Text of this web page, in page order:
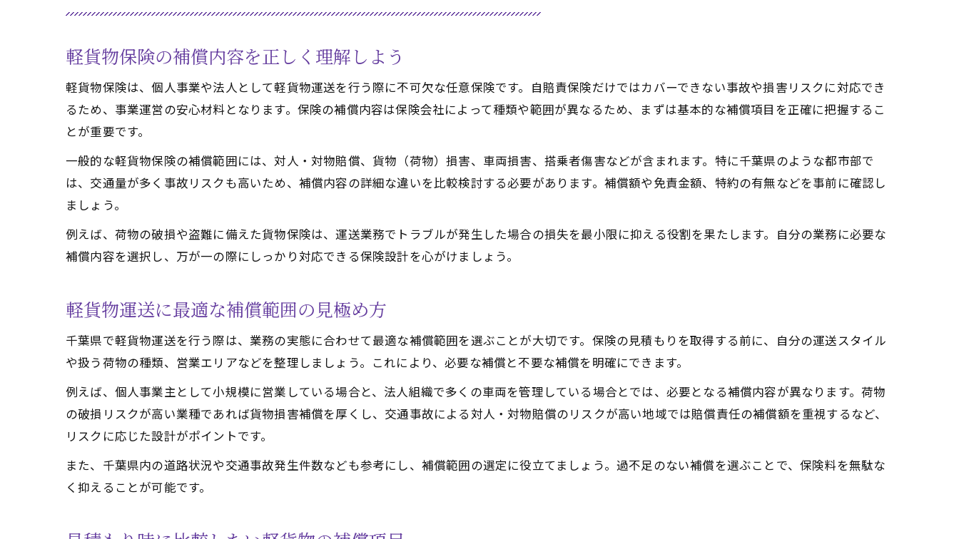
軽貨物保険の補償内容を正しく理解しよう
軽貨物保険は、個人事業や法人として軽貨物運送を行う際に不可欠な任意保険です。自賠責保険だけではカバーできない事故や損害リスクに対応でき
るため、事業運営の安心材料となります。保険の補償内容は保険会社によって種類や範囲が異なるため、まずは基本的な補償項目を正確に把握するこ
とが重要です。
一般的な軽貨物保険の補償範囲には、対人・対物賠償、貨物（荷物）損害、車両損害、搭乗者傷害などが含まれます。特に千葉県のような都市部で
は、交通量が多く事故リスクも高いため、補償内容の詳細な違いを比較検討する必要があります。補償額や免責金額、特約の有無などを事前に確認し
ましょう。
例えば、荷物の破損や盗難に備えた貨物保険は、運送業務でトラブルが発生した場合の損失を最小限に抑える役割を果たします。自分の業務に必要な
補償内容を選択し、万が一の際にしっかり対応できる保険設計を心がけましょう。
軽貨物運送に最適な補償範囲の見極め方
千葉県で軽貨物運送を行う際は、業務の実態に合わせて最適な補償範囲を選ぶことが大切です。保険の見積もりを取得する前に、自分の運送スタイル
や扱う荷物の種類、営業エリアなどを整理しましょう。これにより、必要な補償と不要な補償を明確にできます。
例えば、個人事業主として小規模に営業している場合と、法人組織で多くの車両を管理している場合とでは、必要となる補償内容が異なります。荷物
の破損リスクが高い業種であれば貨物損害補償を厚くし、交通事故による対人・対物賠償のリスクが高い地域では賠償責任の補償額を重視するなど、
リスクに応じた設計がポイントです。
また、千葉県内の道路状況や交通事故発生件数なども参考にし、補償範囲の選定に役立てましょう。過不足のない補償を選ぶことで、保険料を無駄な
く抑えることが可能です。